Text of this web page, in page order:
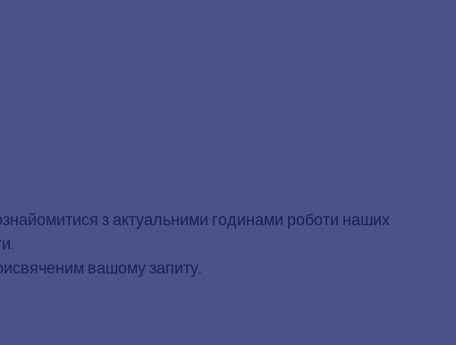
з актуальними годинами роботи наших
вашому запиту.